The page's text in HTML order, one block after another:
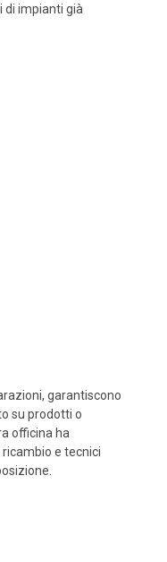
impianti già
garantiscono
su prodotti o
officina ha
e tecnici